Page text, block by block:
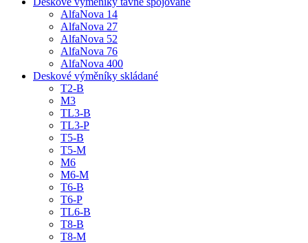
AlfaNova 14
AlfaNova 27
AlfaNova 52
AlfaNova 76
AlfaNova 400
Deskové výměníky skládané
T2-B
M3
TL3-B
TL3-P
T5-B
T5-M
M6
M6-M
T6-B
T6-P
TL6-B
T8-B
T8-M